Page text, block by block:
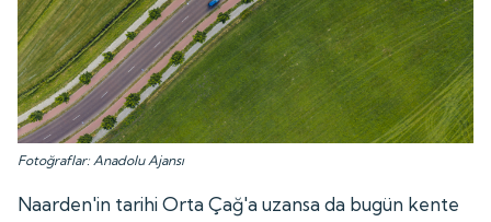
Fotoğraflar: Anadolu Ajansı
Naarden'in tarihi Orta Çağ'a uzansa da bugün kente